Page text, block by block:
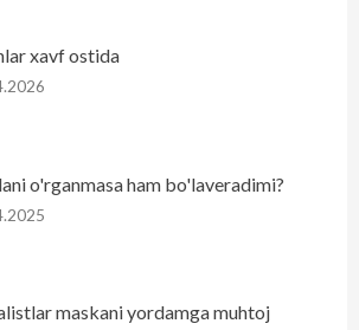
xavf ostida
o'rganmasa ham bo'laveradimi?
maskani yordamga muhtoj